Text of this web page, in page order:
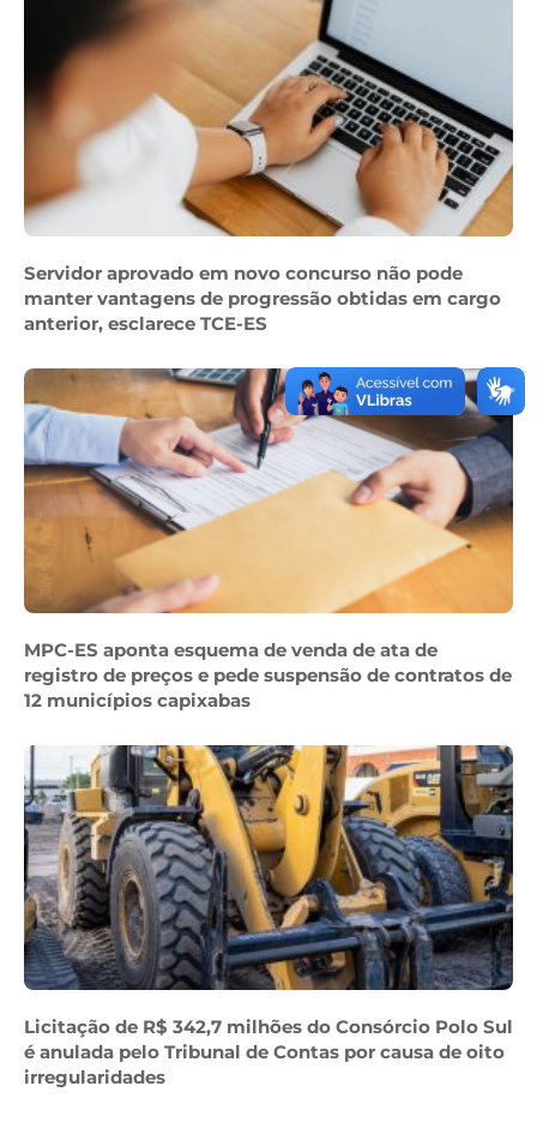
Servidor aprovado em novo concurso não pode
manter vantagens de progressão obtidas em cargo
anterior, esclarece TCE-ES
MPC-ES aponta esquema de venda de ata de
registro de preços e pede suspensão de contratos de
12 municípios capixabas
Licitação de R$ 342,7 milhões do Consórcio Polo Sul
é anulada pelo Tribunal de Contas por causa de oito
irregularidades